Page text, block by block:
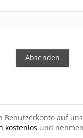
Benutzerkonto auf
kostenlos und